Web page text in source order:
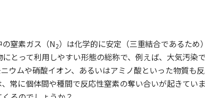
窒素ガス（N2）は化学的に安定（三重結合であるため
とって利用しやすい形態の総称で、例えば、大気汚染
ウムや硝酸イオン、あるいはアミノ酸といった物質も
常に個体間や種間で反応性窒素の奪い合いが起きてい